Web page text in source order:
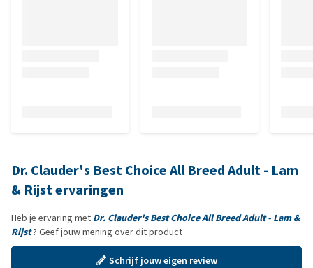
Dr. Clauder's Best Choice All Breed Adult - Lam
& Rijst ervaringen
Heb je ervaring met Dr. Clauder's Best Choice All Breed Adult - Lam &
Rijst? Geef jouw mening over dit product
Schrijf jouw eigen review